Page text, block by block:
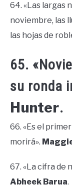
64. «Las largas
noviembre, las
las hojas de
65.
su ronda
Hunter.
66. «Es el
morirá».
67. «La cifra de
Abheek Barua.